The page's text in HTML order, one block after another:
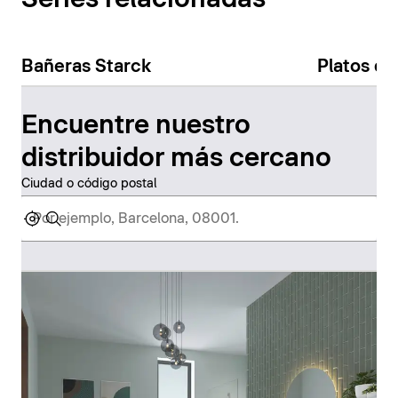
Bañeras Starck Platos
Encuentre nuestro
distribuidor más cercano
Ciudad o código postal